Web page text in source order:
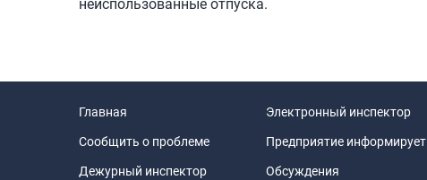
неиспользованные отпуска.
Главная
Сообщить о проблеме
Дежурный инспектор
Электронный инспектор
Предприятие информирует
Обсуждения